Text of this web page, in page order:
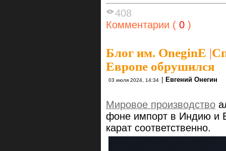
408
Комментарии ( 0 )
Блог им. OneginE |
Европе обрушился
03 июля 2024, 14:34 | Евгений Онегин
Мировое производство
фоне импорт в Индию и
карат соответственно.